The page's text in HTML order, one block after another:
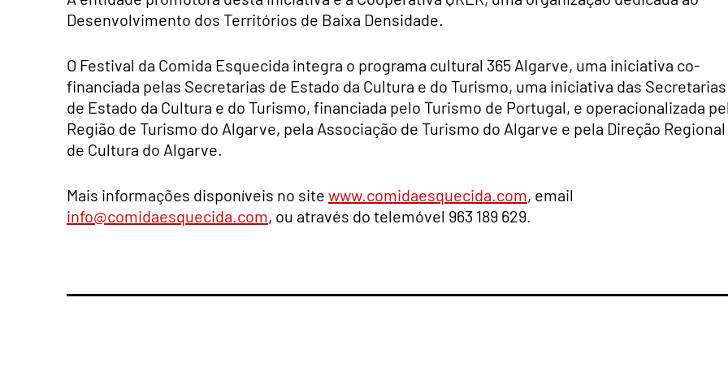
Desenvolvimento dos Territórios de Baixa Densidade.
O Festival da Comida Esquecida integra o programa cultural 365 Algarve, uma iniciativa co-
financiada pelas Secretarias de Estado da Cultura e do Turismo, uma iniciativa das Secretarias
de Estado da Cultura e do Turismo, financiada pelo Turismo de Portugal, e operacionalizada
Região de Turismo do Algarve, pela Associação de Turismo do Algarve e pela Direção Regional
de Cultura do Algarve.
Mais informações disponíveis no site www.comidaesquecida.com, email
info@comidaesquecida.com, ou através do telemóvel 963 189 629.